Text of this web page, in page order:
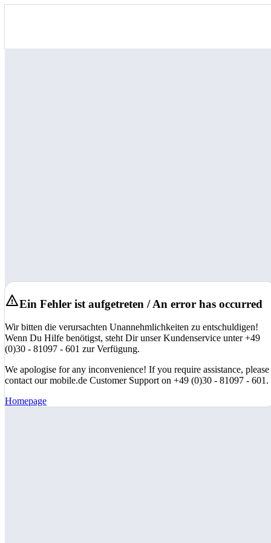
Ein Fehler ist aufgetreten / An error has occurred
Wir bitten die verursachten Unannehmlichkeiten zu entschuldigen!
Wenn Du Hilfe benötigst, steht Dir unser Kundenservice unter +49
(0)30 - 81097 - 601 zur Verfügung.
We apologise for any inconvenience! If you require assistance, please
contact our mobile.de Customer Support on +49 (0)30 - 81097 - 601.
Homepage